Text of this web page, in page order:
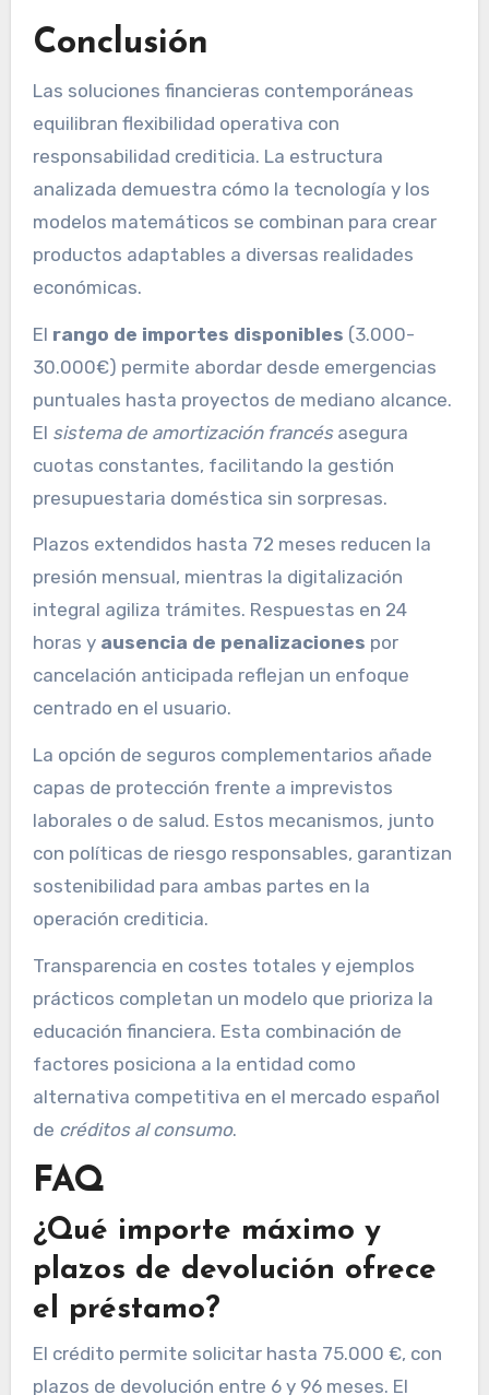
Conclusión
Las soluciones financieras contemporáneas
equilibran flexibilidad operativa con
responsabilidad crediticia. La estructura
analizada demuestra cómo la tecnología y los
modelos matemáticos se combinan para crear
productos adaptables a diversas realidades
económicas.
El rango de importes disponibles (3.000-
30.000€) permite abordar desde emergencias
puntuales hasta proyectos de mediano alcance.
El sistema de amortización francésasegura
cuotas constantes, facilitando la gestión
presupuestaria doméstica sin sorpresas.
Plazos extendidos hasta 72 meses reducen la
presión mensual, mientras la digitalización
integral agiliza trámites. Respuestas en 24
horas y ausencia de penalizaciones por
cancelación anticipada reflejan un enfoque
centrado en el usuario.
La opción de seguros complementarios añade
capas de protección frente a imprevistos
laborales o de salud. Estos mecanismos, junto
con políticas de riesgo responsables, garantizan
sostenibilidad para ambas partes en la
operación crediticia.
Transparencia en costes totales y ejemplos
prácticos completan un modelo que prioriza la
educación financiera. Esta combinación de
factores posiciona a la entidad como
alternativa competitiva en el mercado español
de créditos al consumo.
FAQ
¿Qué importe máximo y
plazos de devolución ofrece
el préstamo?
El crédito permite solicitar hasta 75.000 €, con
plazos de devolución entre 6 y 96 meses. El